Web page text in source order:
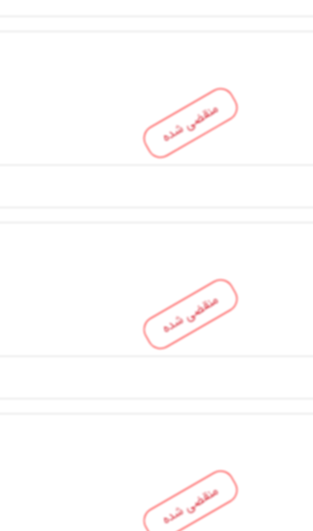
منقضی شده
منقضی شده
منقضی شده